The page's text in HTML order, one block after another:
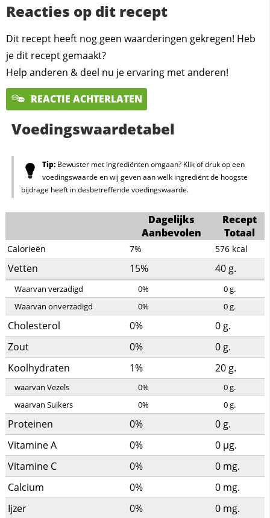
Reacties op dit recept
Dit recept heeft nog geen waarderingen gekregen! Heb
je dit recept gemaakt?
Help anderen & deel nu je ervaring met anderen!
REACTIE ACHTERLATEN
Voedingswaardetabel
Tip:Bewuster met ingrediënten omgaan? Klik of druk op een
voedingswaarde en wij geven aan welk ingrediënt de hoogste
bijdrage heeft in desbetreffende voedingswaarde.
Dagelijks
Aanbevolen
Recept
Totaal
Calorieën 7% 576 kcal
Vetten 15% 40 g.
Waarvan verzadigd 0% 0g.
Waarvan onverzadigd
0% 0g.
Cholesterol 0% 0 g.
Zout
0% 0 g.
Koolhydraten
1% 20 g.
waarvan Vezels 0% 0g.
waarvan Suikers
0% 0g.
Proteinen 0% 0 g.
Vitamine A
0% 0 µg.
Vitamine C
0% 0 mg.
Calcium
0% 0 mg.
Ijzer
0% 0 mg.